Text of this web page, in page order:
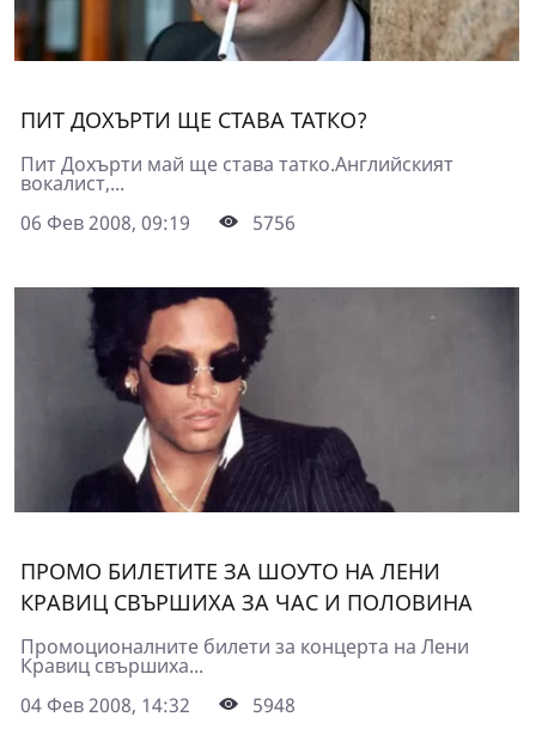
ПИТ ДОХЪРТИ ЩЕ СТАВА ТАТКО?
Пит Дохърти май ще става татко.Английският
вокалист,...
06 Фев 2008, 09:19
5756
ПРОМО БИЛЕТИТЕ ЗА ШОУТО НА ЛЕНИ
КРАВИЦ СВЪРШИХА ЗА ЧАС И ПОЛОВИНА
Промоционалните билети за концерта на Лени
Кравиц свършиха...
04 Фев 2008, 14:32
5948